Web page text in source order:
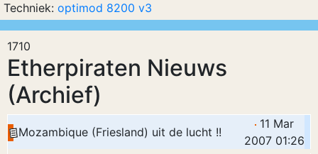
1710
Etherpiraten Nieuws
(Archief)
Mozambique (Friesland) uit de lucht !!
11 Mar
2007 01:26
Techniek: optimod 8200 v3